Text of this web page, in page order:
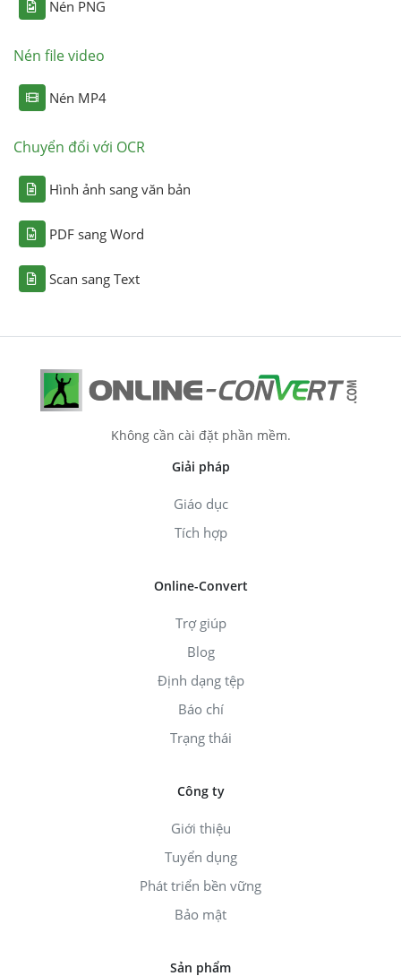
Nén PNG
Nén file video
Nén MP4
Chuyển đổi với OCR
Hình ảnh sang văn bản
PDF sang Word
Scan sang Text
Không cần cài đặt phần mềm.
Giải pháp
Giáo dục
Tích hợp
Online-Convert
Trợ giúp
Blog
Định dạng tệp
Báo chí
Trạng thái
Công ty
Giới thiệu
Tuyển dụng
Phát triển bền vững
Bảo mật
Sản phẩm